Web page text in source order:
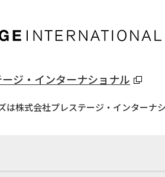
ジ・インターナショナル
株式会社プレステージ・インターナ